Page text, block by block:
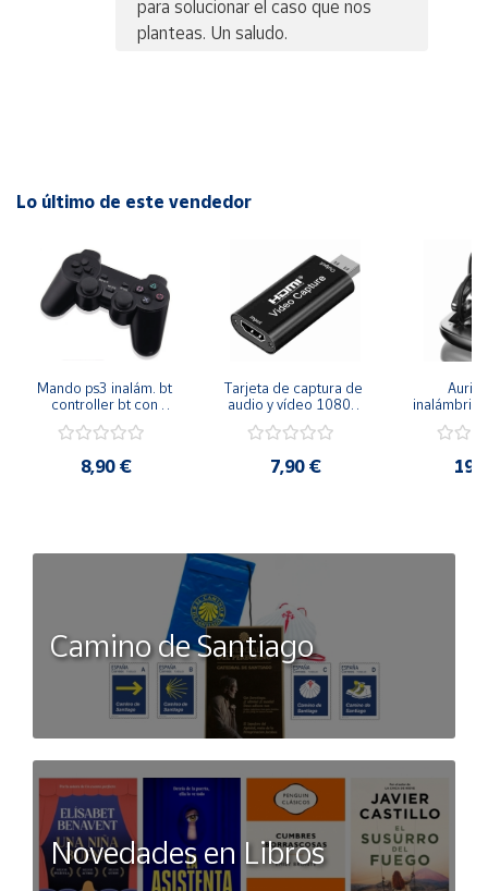
para solucionar el caso que nos
planteas. Un saludo.
Lo último de este vendedor
Mando ps3 inalám. bt
controller bt con
vibración
8,90 €
Tarjeta de captura de
audio y vídeo 1080p
7,90 €
manos
Camino de Santiago
Novedades en Libros